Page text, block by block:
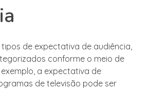
de expectativa de audiência,
conforme o meio de
a expectativa de
de televisão pode ser